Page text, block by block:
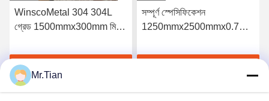
সম্পূর্ণ স্পেসিফিকেশন
1250mmx2500mmx0.7mm
স্টেইনলেস স্টীল শীট 304 304L
গ্রেড
মূল কারখানা SUS 316 316L
স্টেইনলেস স্টীল 2B ধাতু শীট
Mr.Tian